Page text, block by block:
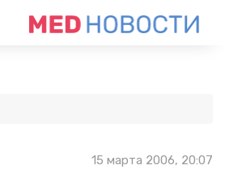
15 марта 2006, 20:07